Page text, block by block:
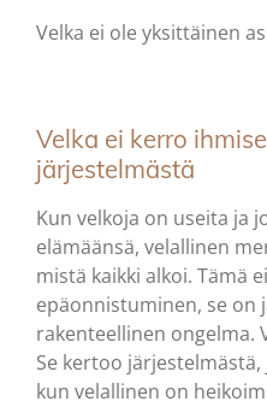
Velka ei ole yksittäinen
Velka ei kerro
järjestelmästä
Kun velkoja on useita ja
elämäänsä, velallinen
mistä kaikki alkoi. Tämä
epäonnistuminen, se on
rakenteellinen ongelma.
Se kertoo
kun velallinen on